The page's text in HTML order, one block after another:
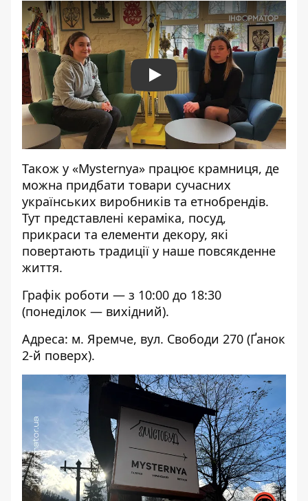
Play
Також у «Mysternya» працює крамниця, де
можна придбати товари сучасних
українських виробників та етнобрендів.
Тут представлені кераміка, посуд,
прикраси та елементи декору, які
повертають традиції у наше повсякденне
життя.
Графік роботи — з 10:00 до 18:30
(понеділок — вихідний).
Адреса: м. Яремче, вул. Свободи 270 (Ґанок
2-й поверх).